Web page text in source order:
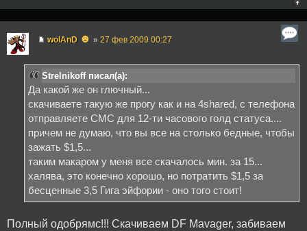
wolAnD ☻ » 27 фев 2009 00:27
Strelnikoff писал(а):
Да какой же он глючный...
скачиваете такую же прогу как и на 4shared, с телефона
отправляете СМС для 12-ти часового голд статуса....
причем не думаю, что вы все на столько бедные, чтобы
зажать $1,5...
таким макаром у меня все скачалось мин. за 15...
халява, это конечно хорошо, но потратить $1,5 за
бесценные 3,5 Гига эйфории - оно того стоит!
Полный одобрямс!!! Скачиваем DF Mavager, забиваем